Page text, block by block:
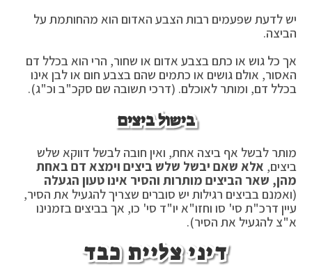
יש לדעת שפעמים רבות הצבע האדום הוא מהחותמת על
הביצה.
אך כל גוש או כתם בצבע אדום או שחור, הרי הוא בכלל דם
האסור, אולם גושים או כתמים שהם בצבע חום או לבן אינו
בכלל דם, ומותר לאוכלם. (דרכי תשובה שם סקכ"ב וכ"ג).
בישול ביצים
מותר לבשל אף ביצה אחת, ואין חובה לבשל דווקא שלש
ביצים, אלא שאם יבשל שלש ביצים וימצא דם באחת
מהן, שאר הביצים מותרות והסיר אינו טעון הגעלה
(ואמנם בביצים רגילות יש סוברים שצריך להגעיל את הסיר,
עיין דרכ"ת סי' סו וחזו"א יו"ד סי' כו, אך בביצים בזמנינו
א"צ להגעיל את הסיר).
דיני צליית כבד